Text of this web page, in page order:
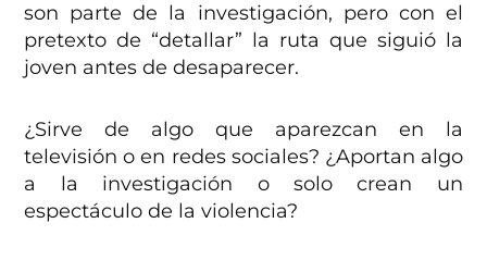
son parte de la investigación, pero con el
pretexto de “detallar” la ruta que siguió la
joven antes de desaparecer.
¿Sirve de algo que aparezcan en la
televisión o en redes sociales? ¿Aportan algo
a la investigación o solo crean un
espectáculo de la violencia?